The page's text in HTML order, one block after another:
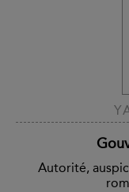
Autorité,